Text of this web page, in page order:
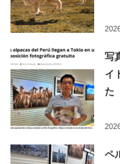
写
イ
た
ペ